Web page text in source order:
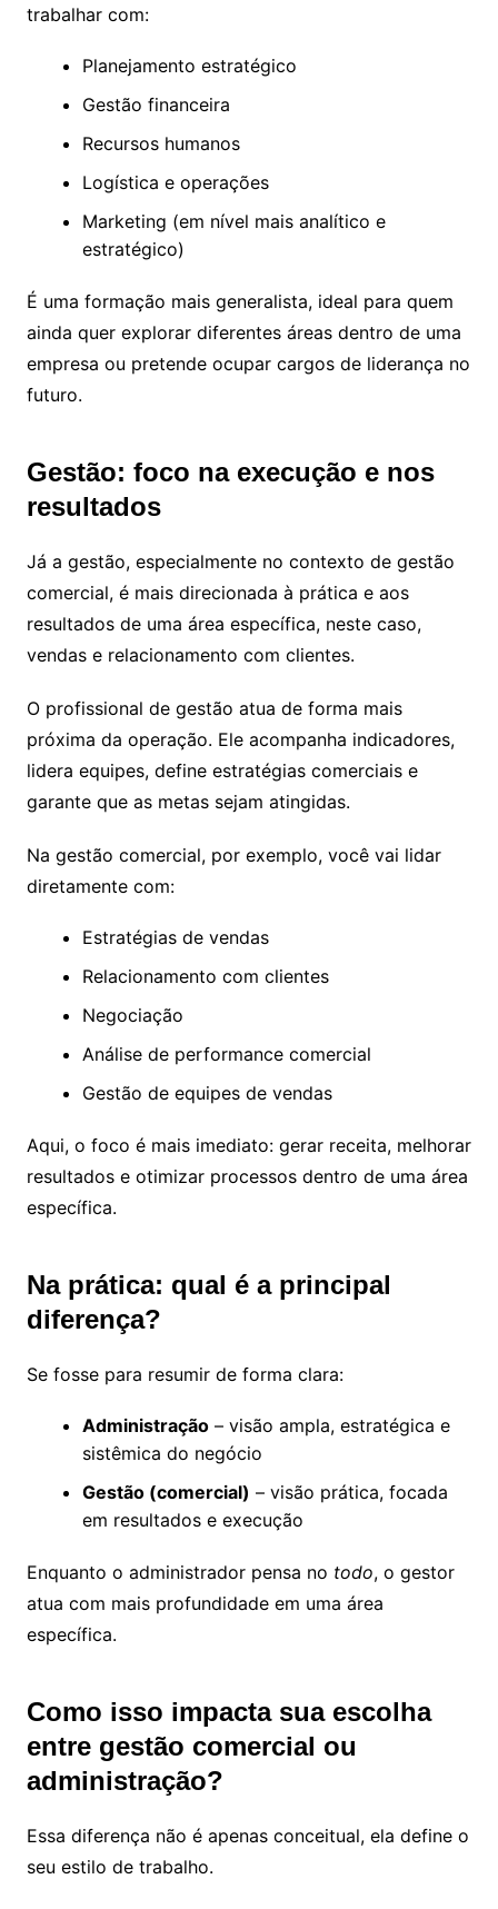
trabalhar com:
Planejamento estratégico
Gestão financeira
Recursos humanos
Logística e operações
Marketing (em nível mais analítico e
estratégico)
É uma formação mais generalista, ideal para quem
ainda quer explorar diferentes áreas dentro de uma
empresa ou pretende ocupar cargos de liderança no
futuro.
Gestão: foco na execução e nos
resultados
Já a gestão, especialmente no contexto de gestão
comercial, é mais direcionada à prática e aos
resultados de uma área específica, neste caso,
vendas e relacionamento com clientes.
O profissional de gestão atua de forma mais
próxima da operação. Ele acompanha indicadores,
lidera equipes, define estratégias comerciais e
garante que as metas sejam atingidas.
Na gestão comercial, por exemplo, você vai lidar
diretamente com:
Estratégias de vendas
Relacionamento com clientes
Negociação
Análise de performance comercial
Gestão de equipes de vendas
Aqui, o foco é mais imediato: gerar receita, melhorar
resultados e otimizar processos dentro de uma área
específica.
Na prática: qual é a principal
diferença?
Se fosse para resumir de forma clara:
Administração– visão ampla, estratégica e
sistêmica do negócio
Gestão (comercial) – visão prática, focada
em resultados e execução
Enquanto o administrador pensa no todo, o gestor
atua com mais profundidade em uma área
específica.
Como isso impacta sua escolha
entre gestão comercial ou
administração?
Essa diferença não é apenas conceitual, ela define o
seu estilo de trabalho.